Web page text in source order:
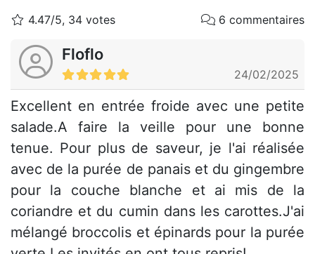
4.47/5, 34 votes 6 commentaires
Floflo
24/02/2025
Excellent en entrée froide avec une petite
salade.A faire la veille pour une bonne
tenue. Pour plus de saveur, je l'ai réalisée
avec de la purée de panais et du gingembre
pour la couche blanche et ai mis de la
coriandre et du cumin dans les carottes.J'ai
mélangé broccolis et épinards pour la purée